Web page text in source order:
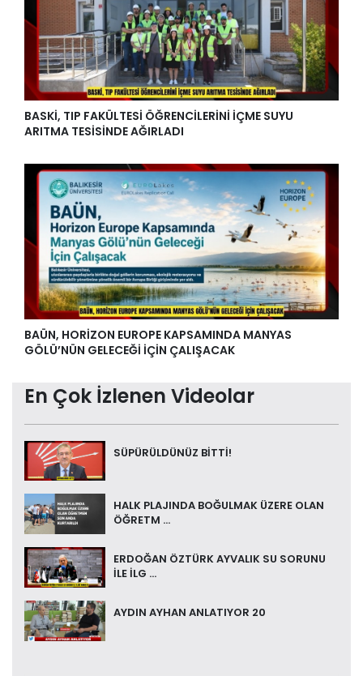
BASKİ, TIP FAKÜLTESİ ÖĞRENCİLERİNİ İÇME SUYU
ARITMA TESİSİNDE AĞIRLADI
BAÜN, HORİZON EUROPE KAPSAMINDA MANYAS
GÖLÜ’NÜN GELECEĞİ İÇİN ÇALIŞACAK
En Çok İzlenen Videolar
SÜPÜRÜLDÜNÜZ BİTTİ!
HALK PLAJINDA BOĞULMAK ÜZERE OLAN
ÖĞRETM ...
ERDOĞAN ÖZTÜRK AYVALIK SU SORUNU
İLE İLG ...
AYDIN AYHAN ANLATIYOR 20